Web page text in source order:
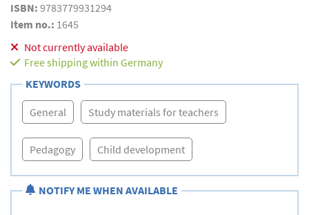
ISBN: 9783779931294
Item no.: 1645
Not currently available
Free shipping within Germany
KEYWORDS
General Study materials for teachers
Pedagogy Child development
NOTIFY ME WHEN AVAILABLE